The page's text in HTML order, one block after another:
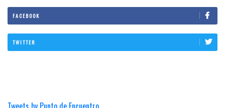
FACEBOOK
TWITTER